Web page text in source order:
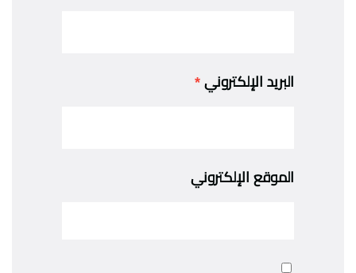
البريد الإلكتروني *
الموقع الإلكتروني